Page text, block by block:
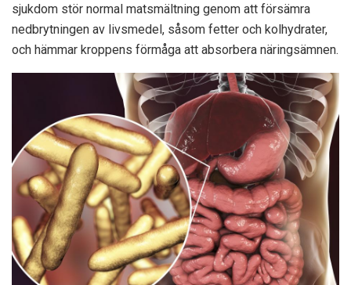
sjukdom stör normal matsmältning genom att försämra
nedbrytningen av livsmedel, såsom fetter och kolhydrater,
och hämmar kroppens förmåga att absorbera näringsämnen.